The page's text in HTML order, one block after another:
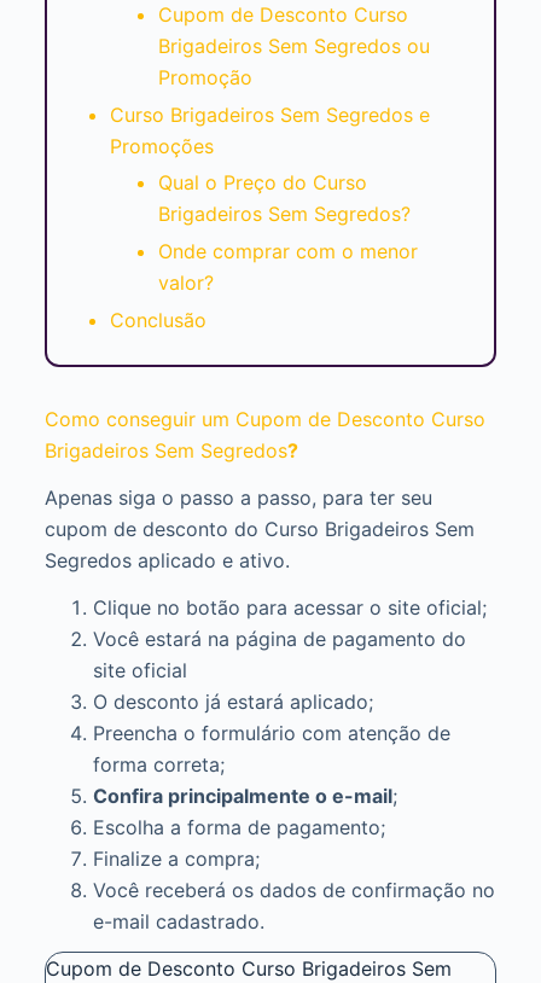
Cupom de Desconto Curso
Brigadeiros Sem Segredos ou
Promoção
Curso Brigadeiros Sem Segredos e
Promoções
Qual o Preço do Curso
Brigadeiros Sem Segredos?
Onde comprar com o menor
valor?
Conclusão
Como conseguir um Cupom de Desconto Curso
Brigadeiros Sem Segredos?
Apenas siga o passo a passo, para ter seu
cupom de desconto do Curso Brigadeiros Sem
Segredos aplicado e ativo.
Clique no botão para acessar o site oficial;
Você estará na página de pagamento do
site oficial
O desconto já estará aplicado;
Preencha o formulário com atenção de
forma correta;
Confira principalmente o e-mail;
Escolha a forma de pagamento;
Finalize a compra;
Você receberá os dados de confirmação no
e-mail cadastrado.
Cupom de Desconto Curso Brigadeiros Sem